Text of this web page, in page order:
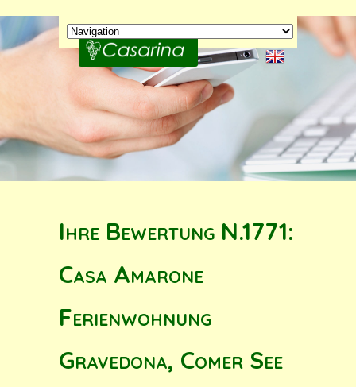
Ihre Bewertung N.1771:
Casa Amarone
Ferienwohnung
Gravedona, Comer See